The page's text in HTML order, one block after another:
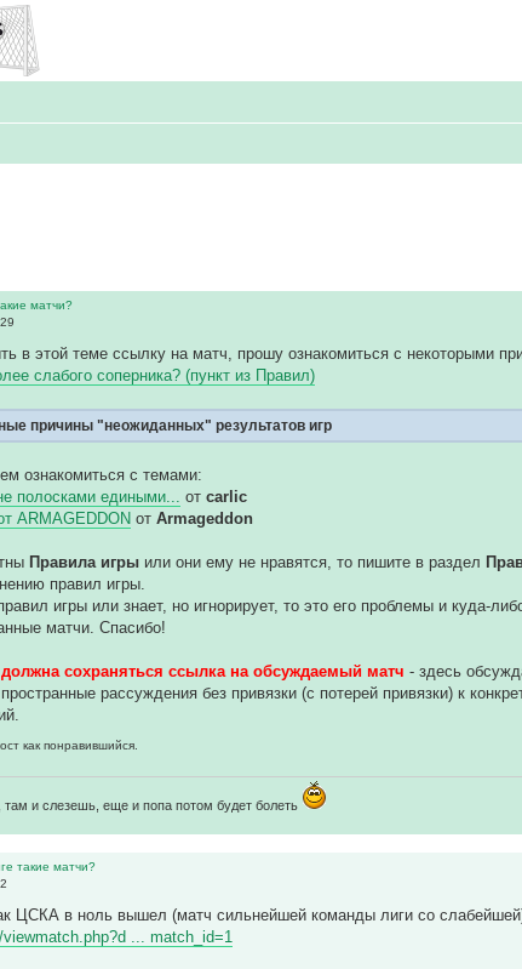
матчи?
в этой теме ссылку на матч, прошу ознакомиться с некоторыми
слабого соперника? (пункт из Правил)
причины "неожиданных" результатов игр
ознакомиться с темами:
полосками едиными...
отcarlic
ARMAGEDDON отArmageddon
Правила игры или они ему не нравятся, то пишите в раздел
правил игры.
игры или знает, но игнорирует, то это его проблемы и куда-
матчи. Спасибо!
должна сохраняться ссылка на обсуждаемый матч - здесь
рассуждения без привязки (с потерей привязки) к
как понравившийся.
и слезешь, еще и попа потом будет болеть
такие матчи?
ЦСКА в ноль вышел (матч сильнейшей команды лиги со
... match_id=1